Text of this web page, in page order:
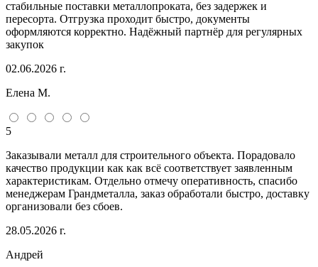
стабильные поставки металлопроката, без задержек и
пересорта. Отгрузка проходит быстро, документы
оформляются корректно. Надёжный партнёр для регулярных
закупок
02.06.2026 г.
Елена М.
5
Заказывали металл для строительного объекта. Порадовало
качество продукции как как всё соответствует заявленным
характеристикам. Отдельно отмечу оперативность, спасибо
менеджерам Грандметалла, заказ обработали быстро, доставку
организовали без сбоев.
28.05.2026 г.
Андрей